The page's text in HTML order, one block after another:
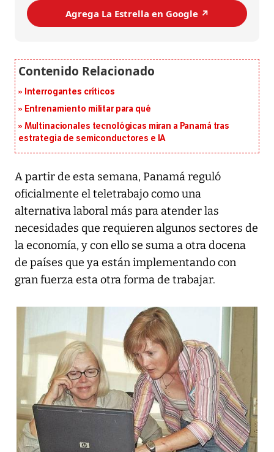
Agrega La Estrella en Google ↗️
Interrogantes críticos
Entrenamiento militar para qué
Multinacionales tecnológicas miran a Panamá tras
estrategia de semiconductores e IA
A partir de esta semana, Panamá reguló
oficialmente el teletrabajo como una
alternativa laboral más para atender las
necesidades que requieren algunos sectores de
la economía, y con ello se suma a otra docena
de países que ya están implementando con
gran fuerza esta otra forma de trabajar.